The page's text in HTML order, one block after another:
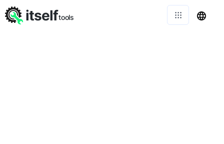
itselftools